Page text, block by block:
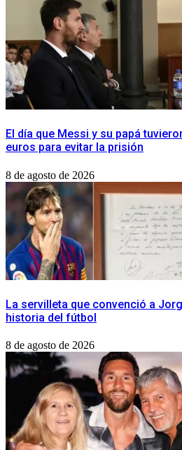
El día que Messi y su papá
euros para evitar la prisión
8 de agosto de 2026
La servilleta que convenció a
historia del fútbol
8 de agosto de 2026